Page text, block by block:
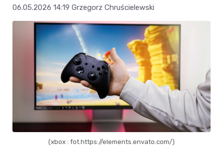
06.05.2026 14:19 Grzegorz Chruścielewski
(xbox : fot.https://elements.envato.com/)